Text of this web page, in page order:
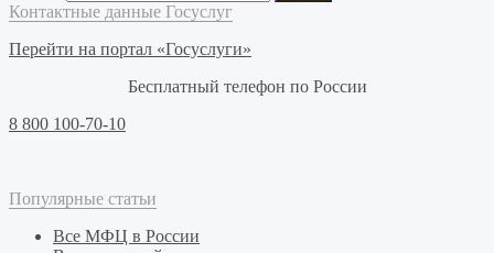
Контактные данные Госуслуг
Перейти на портал «Госуслуги»
Бесплатный телефон по России
8 800 100-70-10
Популярные статьи
Все МФЦ в России